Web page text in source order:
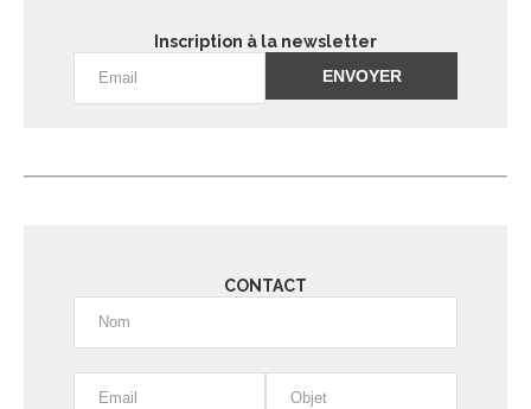
Inscription à la newsletter
CONTACT